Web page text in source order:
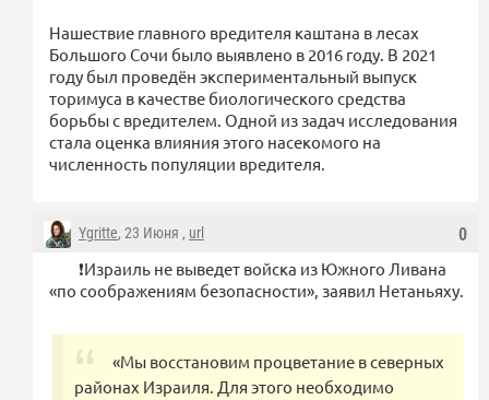
Нашествие главного вредителя каштана в лесах
Большого Сочи было выявлено в 2016 году. В 2021
году был проведён экспериментальный выпуск
торимуса в качестве биологического средства
борьбы с вредителем. Одной из задач исследования
стала оценка влияния этого насекомого на
численность популяции вредителя.
0
Ygritte, 23 Июня , url
❗️Израиль не выведет войска из Южного Ливана
«по соображениям безопасности», заявил Нетаньяху.
«Мы восстановим процветание в северных
районах Израиля. Для этого необходимо